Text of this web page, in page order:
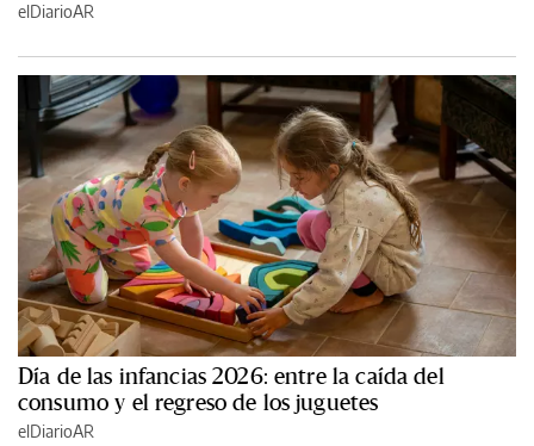
elDiarioAR
Día de las infancias 2026: entre la caída del
consumo y el regreso de los juguetes
elDiarioAR